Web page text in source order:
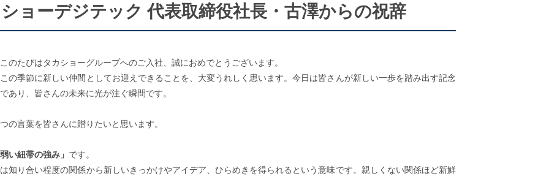
ョーデジテック 代表取締役社長・古澤からの祝辞
のたびはタカショーグループへのご入社、誠におめでとうございます。
の季節に新しい仲間としてお迎えできることを、大変うれしく思います。今日は皆さんが新しい一歩を踏み出す記念
あり、皆さんの未来に光が注ぐ瞬間です。
の言葉を皆さんに贈りたいと思います。
い紐帯の強み」 です。
知り合い程度の関係から新しいきっかけやアイデア、ひらめきを得られるという意味です。親しくない関係ほど新鮮